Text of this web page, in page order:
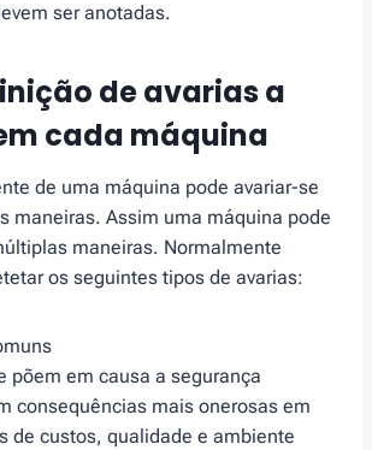
ser anotadas.
de avarias a
cada máquina
de uma máquina pode avariar-se
maneiras. Assim uma máquina pode
maneiras. Normalmente
os seguintes tipos de avarias:
põem em causa a segurança
consequências mais onerosas em
de custos, qualidade e ambiente